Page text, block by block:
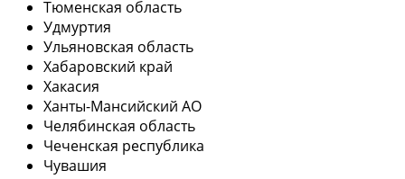
Тюменская область
Удмуртия
Ульяновская область
Хабаровский край
Хакасия
Ханты-Мансийский АО
Челябинская область
Чеченская республика
Чувашия